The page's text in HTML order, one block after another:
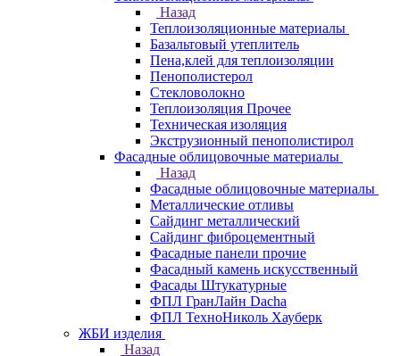
Назад
Теплоизоляционные материалы
Базальтовый утеплитель
Пена,клей для теплоизоляции
Пенополистерол
Стекловолокно
Теплоизоляция Прочее
Техническая изоляция
Экструзионный пенополистирол
Фасадные облицовочные материалы
Назад
Фасадные облицовочные материалы
Металлические отливы
Сайдинг металлический
Сайдинг фиброцементный
Фасадные панели прочие
Фасадный камень искусственный
Фасады Штукатурные
ФПЛ ГранЛайн Dacha
ФПЛ ТехноНиколь Хауберк
ЖБИ изделия
Назад